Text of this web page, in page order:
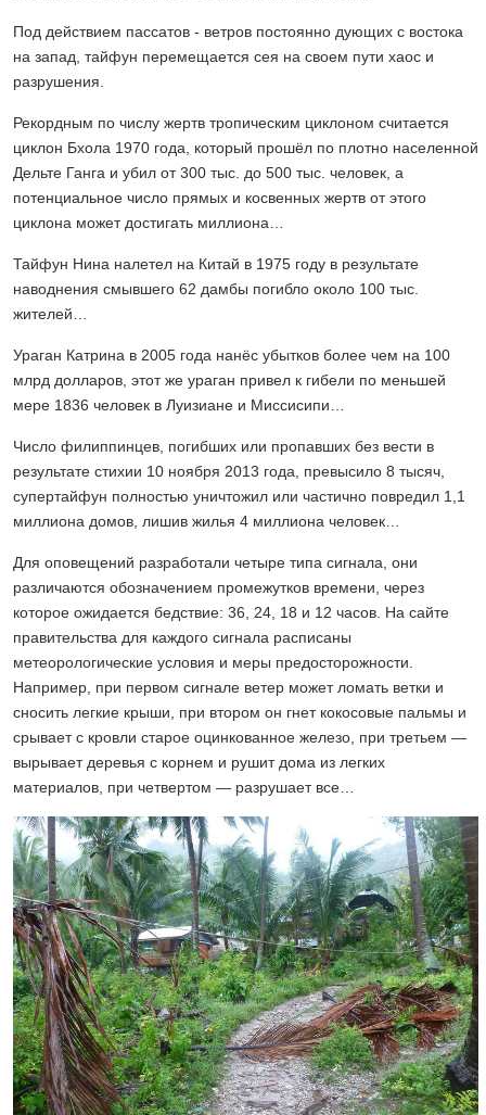
Под действием пассатов - ветров постоянно дующих с востока
на запад, тайфун перемещается сея на своем пути хаос и
разрушения.
Рекордным по числу жертв тропическим циклоном считается
циклон Бхола 1970 года, который прошёл по плотно населенной
Дельте Ганга и убил от 300 тыс. до 500 тыс. человек, а
потенциальное число прямых и косвенных жертв от этого
циклона может достигать миллиона…
Тайфун Нина налетел на Китай в 1975 году в результате
наводнения смывшего 62 дамбы погибло около 100 тыс.
жителей…
Ураган Катрина в 2005 года нанёс убытков более чем на 100
млрд долларов, этот же ураган привел к гибели по меньшей
мере 1836 человек в Луизиане и Миссисипи…
Число филиппинцев, погибших или пропавших без вести в
результате стихии 10 ноября 2013 года, превысило 8 тысяч,
супертайфун полностью уничтожил или частично повредил 1,1
миллиона домов, лишив жилья 4 миллиона человек…
Для оповещений разработали четыре типа сигнала, они
различаются обозначением промежутков времени, через
которое ожидается бедствие: 36, 24, 18 и 12 часов. На сайте
правительства для каждого сигнала расписаны
метеорологические условия и меры предосторожности.
Например, при первом сигнале ветер может ломать ветки и
сносить легкие крыши, при втором он гнет кокосовые пальмы и
срывает с кровли старое оцинкованное железо, при третьем —
вырывает деревья с корнем и рушит дома из легких
материалов, при четвертом — разрушает все…